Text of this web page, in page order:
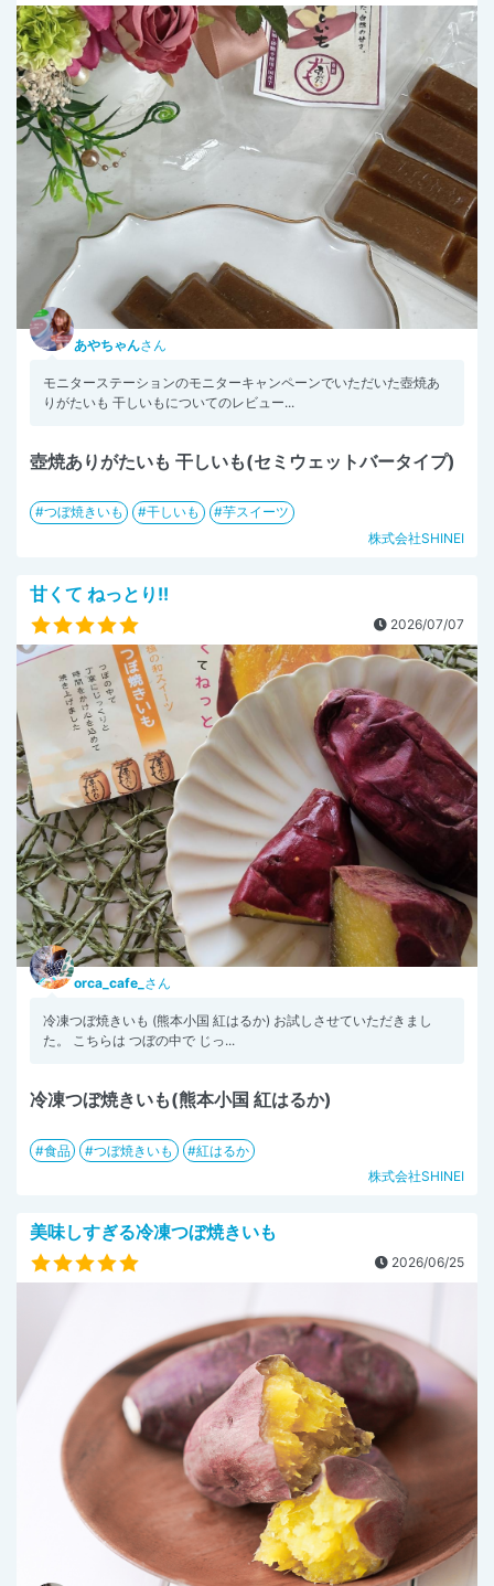
あやちゃんさん
モニターステーションのモニターキャンペーンでいただいた壺焼あ
りがたいも 干しいもについてのレビュー...
壺焼ありがたいも 干しいも(セミウェットバータイプ)
つぼ焼きいも 干しいも
芋スイーツ
株式会社SHINEI
甘くて ねっとり!!
2026/07/07
orca_cafe_ さん
冷凍つぼ焼きいも (熊本小国 紅はるか) お試しさせていただきまし
た。 こちらは つぼの中で じっ...
冷凍つぼ焼きいも(熊本小国 紅はるか)
食品 つぼ焼きいも
紅はるか
株式会社SHINEI
美味しすぎる冷凍つぼ焼きいも
2026/06/25